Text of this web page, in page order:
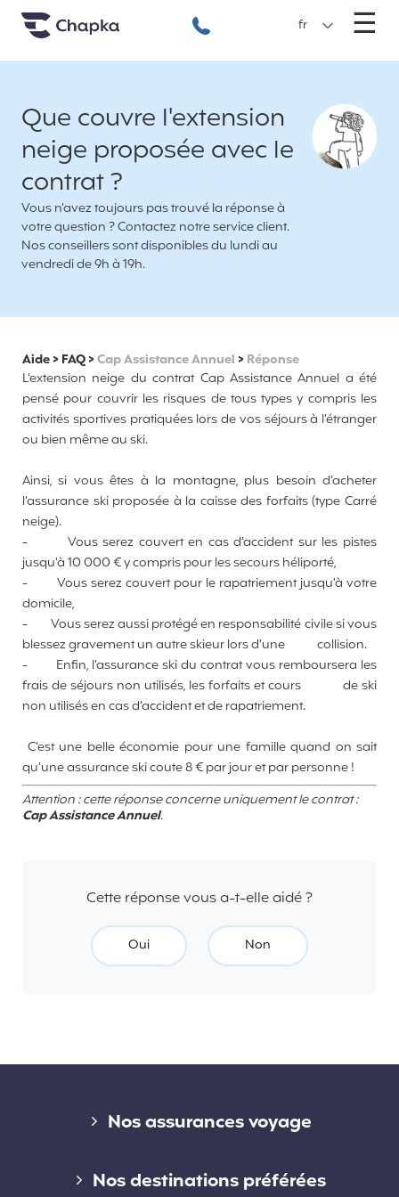
Chapka Assurances Voyages
+33 1 74 85 50 50
fr ☰
Que couvre l'extension
neige proposée avec le
contrat ?
Vous n’avez toujours pas trouvé la réponse à
votre question ? Contactez notre service client.
Nos conseillers sont disponibles du lundi au
vendredi de 9h à 19h.
Aide> FAQ>Cap Assistance Annuel > Réponse
L'extension neige du contrat Cap Assistance Annuel a été
pensé pour couvrir les risques de tous types y compris les
activités sportives pratiquées lors de vos séjours à l’étranger
ou bien même au ski.
Ainsi, si vous êtes à la montagne, plus besoin d’acheter
l’assurance ski proposée à la caisse des forfaits (type Carré
neige).
- Vous serez couvert en cas d’accident sur les pistes
jusqu’à 10 000 € y compris pour les secours héliporté,
- Vous serez couvert pour le rapatriement jusqu’à votre
domicile,
- Vous serez aussi protégé en responsabilité civile si vous
blessez gravement un autre skieur lors d’une collision.
- Enfin, l’assurance ski du contrat vous remboursera les
frais de séjours non utilisés, les forfaits et cours de ski
non utilisés en cas d’accident et de rapatriement.
C’est une belle économie pour une famille quand on sait
qu’une assurance ski coute 8 € par jour et par personne !
Attention : cette réponse concerne uniquement le contrat :
Cap Assistance Annuel.
Cette réponse vous a-t-elle aidé ?
Oui Non
Nos assurances voyage
Assurance voyage courte durée
Nos destinations préférées